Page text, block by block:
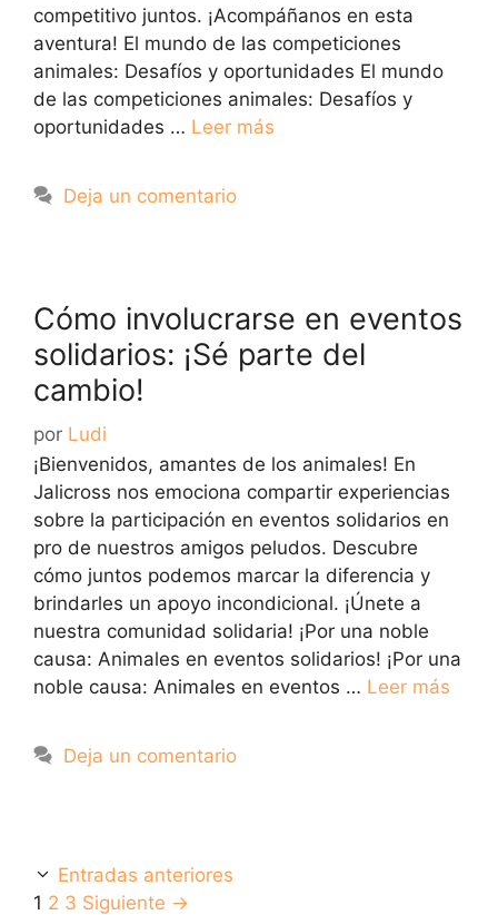
competitivo juntos. ¡Acompáñanos en esta
aventura! El mundo de las competiciones
animales: Desafíos y oportunidades El mundo
de las competiciones animales: Desafíos y
oportunidades … Leer más
Deja un comentario
Cómo involucrarse en eventos
solidarios: ¡Sé parte del
cambio!
por Ludi
¡Bienvenidos, amantes de los animales! En
Jalicross nos emociona compartir experiencias
sobre la participación en eventos solidarios en
pro de nuestros amigos peludos. Descubre
cómo juntos podemos marcar la diferencia y
brindarles un apoyo incondicional. ¡Únete a
nuestra comunidad solidaria! ¡Por una noble
causa: Animales en eventos solidarios! ¡Por una
noble causa: Animales en eventos … Leer más
Deja un comentario
Entradas anteriores
1 2 3 Siguiente →